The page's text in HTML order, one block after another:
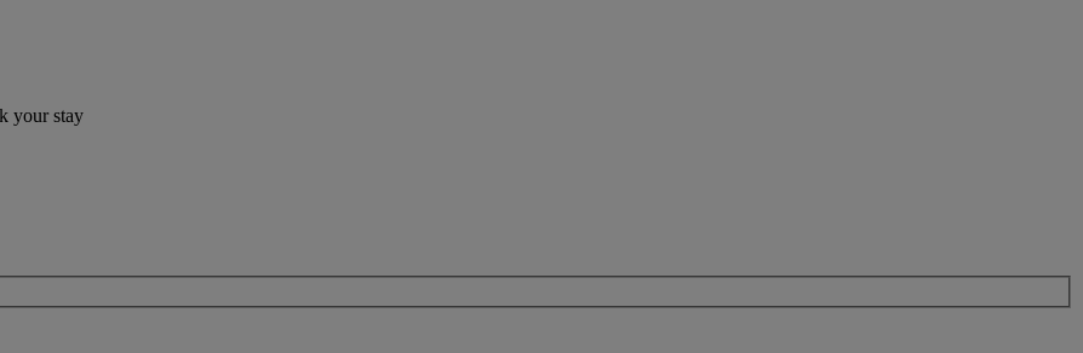
your stay